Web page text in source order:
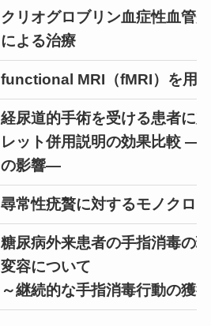
クリオグロブリン血症性血管
による治療
functional MRI（fMRI）を用
経尿道的手術を受ける患者に
レット併用説明の効果比較 ―
の影響―
尋常性疣贅に対するモノクロ
糖尿病外来患者の手指消毒の
変容について
～継続的な手指消毒行動の獲